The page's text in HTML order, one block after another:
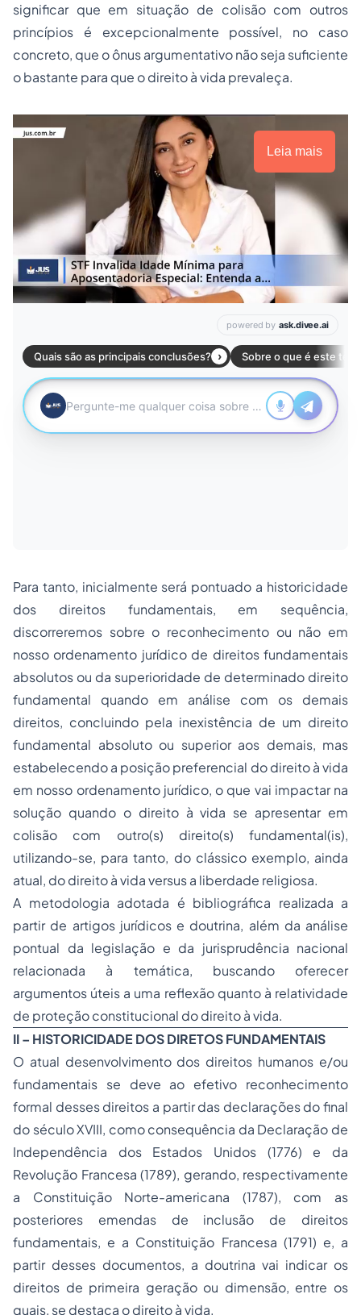
significar que em situação de colisão com outros
princípios é excepcionalmente possível, no caso
concreto, que o ônus argumentativo não seja suficiente
o bastante para que o direito à vida prevaleça.
Leia mais
Para tanto, inicialmente será pontuado a historicidade
dos direitos fundamentais, em sequência,
discorreremos sobre o reconhecimento ou não em
nosso ordenamento jurídico de direitos fundamentais
absolutos ou da superioridade de determinado direito
fundamental quando em análise com os demais
direitos, concluindo pela inexistência de um direito
fundamental absoluto ou superior aos demais, mas
estabelecendo a posição preferencial do direito à vida
em nosso ordenamento jurídico, o que vai impactar na
solução quando o direito à vida se apresentar em
colisão com outro(s) direito(s) fundamental(is),
utilizando-se, para tanto, do clássico exemplo, ainda
atual, do direito à vida versus a liberdade religiosa.
A metodologia adotada é bibliográfica realizada a
partir de artigos jurídicos e doutrina, além da análise
pontual da legislação e da jurisprudência nacional
relacionada à temática, buscando oferecer
argumentos úteis a uma reflexão quanto à relatividade
de proteção constitucional do direito à vida.
II – HISTORICIDADE DOS DIRETOS FUNDAMENTAIS
O atual desenvolvimento dos direitos humanos e/ou
fundamentais se deve ao efetivo reconhecimento
formal desses direitos a partir das declarações do final
do século XVIII, como consequência da Declaração de
Independência dos Estados Unidos (1776) e da
Revolução Francesa (1789), gerando, respectivamente
a Constituição Norte-americana (1787), com as
posteriores emendas de inclusão de direitos
fundamentais, e a Constituição Francesa (1791) e, a
partir desses documentos, a doutrina vai indicar os
direitos de primeira geração ou dimensão, entre os
quais, se destaca o direito à vida.